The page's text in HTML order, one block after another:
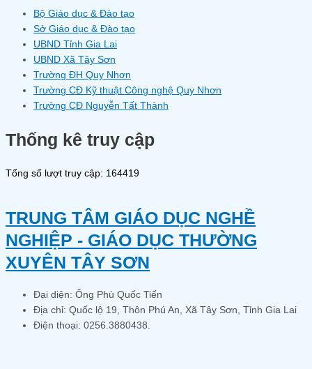
Bộ Giáo dục & Đào tạo
Sở Giáo dục & Đào tạo
UBND Tỉnh Gia Lai
UBND Xã Tây Sơn
Trường ĐH Quy Nhơn
Trường CĐ Kỹ thuật Công nghệ Quy Nhơn
Trường CĐ Nguyễn Tất Thành
Thống kê truy cập
Tổng số lượt truy cập: 164419
TRUNG TÂM GIÁO DỤC NGHỀ
NGHIỆP - GIÁO DỤC THƯỜNG
XUYÊN TÂY SƠN
Đại diện: Ông Phù Quốc Tiến
Địa chỉ: Quốc lộ 19, Thôn Phú An, Xã Tây Sơn, Tỉnh Gia Lai
Điện thoại: 0256.3880438.